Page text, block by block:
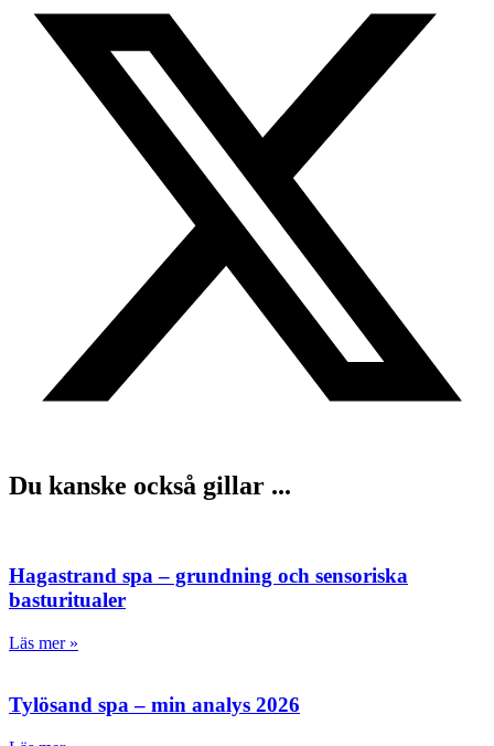
Du kanske också gillar ...
Hagastrand spa – grundning och sensoriska
basturitualer
Läs mer »
Tylösand spa – min analys 2026